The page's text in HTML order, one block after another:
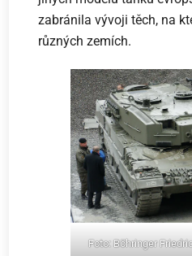
zabránila vývoji těch, na
různých zemích.
Foto: Böhringer